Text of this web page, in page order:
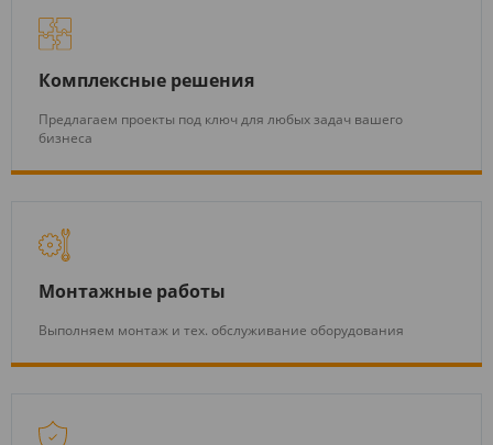
Комплексные решения
Предлагаем проекты под ключ для любых задач вашего
бизнеса
Монтажные работы
Выполняем монтаж и тех. обслуживание оборудования